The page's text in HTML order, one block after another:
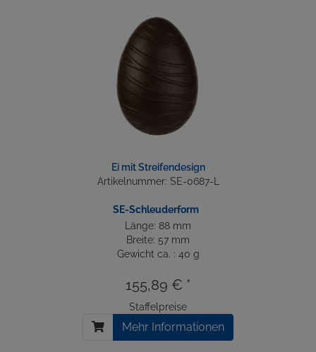
Ei mit Streifendesign
Artikelnummer: SE-0687-L
SE-Schleuderform
Länge: 88 mm
Breite: 57 mm
Gewicht ca. : 40 g
155,89 € *
Staffelpreise
Mehr Informationen